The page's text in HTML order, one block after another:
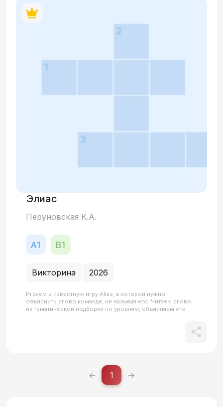
Элиас
Перуновская К.А.
Викторина 2026
Играем в известную игру Alias, в которой нужно
объяснить слово команде, не называя его. Читаем слово
из тематической подборки по уровням, объясняем его
← 1 →